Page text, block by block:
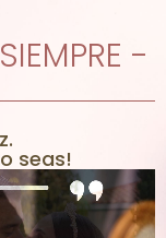
-
seas!